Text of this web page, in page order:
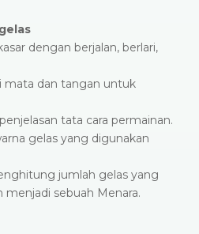
dengan berjalan, berlari,
mata dan tangan untuk
tata cara permainan.
gelas yang digunakan
jumlah gelas yang
sebuah Menara.